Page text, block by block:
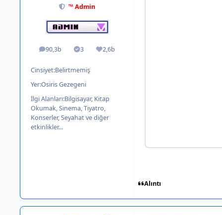
™ Admin
90,3b
ileti 3
Solutions2,6b
İtibar
Cinsiyet:Belirtmemiş
Yer:Osiris Gezegeni
İlgi Alanları:Bilgisayar, Kitap
Okumak, Sinema, Tiyatro,
Konserler, Seyahat ve diğer
etkinlikler...
Alıntı